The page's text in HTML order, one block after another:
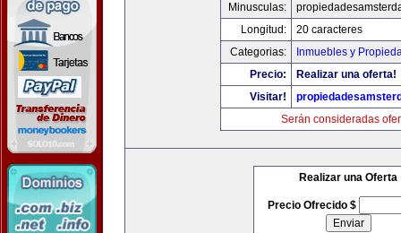
Minusculas:
Longitud:
20 caracteres
Categorias:
Inmuebles y
Precio:
Realizar una oferta!
Visitar!
Serán consideradas
Realizar una Oferta
Precio Ofrecido $